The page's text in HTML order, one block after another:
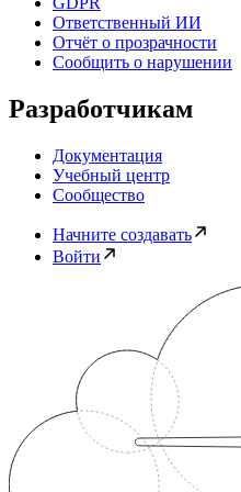
Ответственный ИИ
Отчёт о прозрачности
Сообщить о нарушении
Разработчикам
Документация
Учебный центр
Сообщество
Начните создавать
Войти